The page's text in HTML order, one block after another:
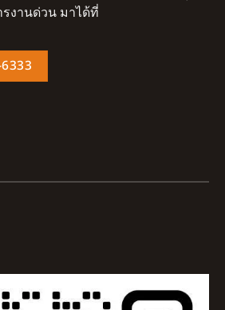
งานด่วน มาได้ที่